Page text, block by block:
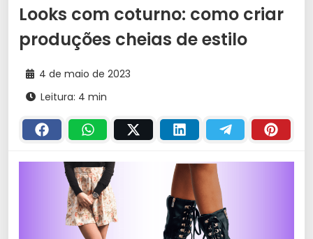
Looks com coturno: como criar
produções cheias de estilo
4 de maio de 2023
Leitura: 4 min